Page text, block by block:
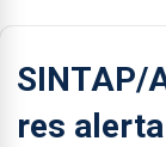
SINTAP/
res alerta